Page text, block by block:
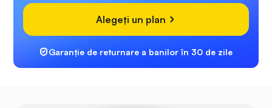
Alegeți un plan
Garanție de returnare a banilor în 30 de zile